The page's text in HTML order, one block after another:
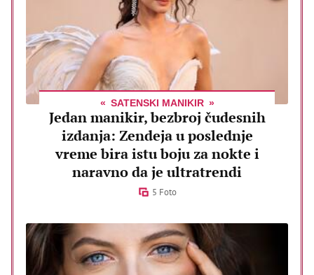
SATENSKI MANIKIR
Jedan manikir, bezbroj čudesnih
izdanja: Zendeja u poslednje
vreme bira istu boju za nokte i
naravno da je ultratrendi
5 Foto